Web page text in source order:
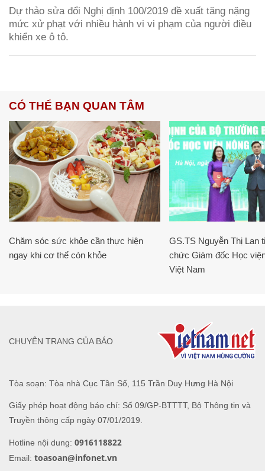
Dự thảo sửa đổi Nghị định 100/2019 đề xuất tăng nặng
mức xử phạt với nhiều hành vi vi phạm của người điều
khiển xe ô tô.
CÓ THỂ BẠN QUAN TÂM
Chăm sóc sức khỏe cần thực hiện
ngay khi cơ thể còn khỏe
GS.TS Nguyễn Thị Lan
chức Giám đốc Học
Việt Nam
Tòa soạn: Tòa nhà Cục Tần Số, 115 Trần Duy Hưng Hà Nội
Giấy phép hoạt động báo chí: Số 09/GP-BTTTT, Bộ Thông tin và
Truyền thông cấp ngày 07/01/2019.
Hotline nội dung: 0916118822
Email: toasoan@infonet.vn
CHUYÊN TRANG CỦA BÁO